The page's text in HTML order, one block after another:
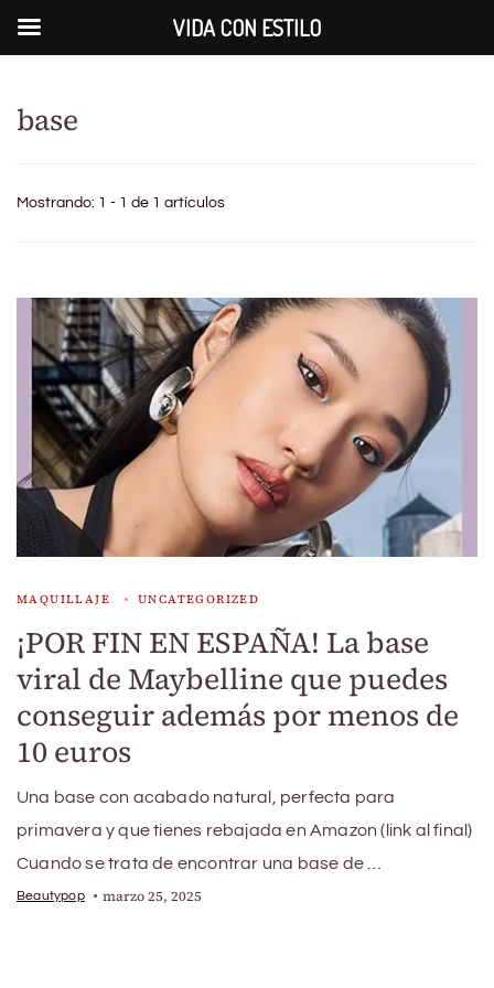
base
Mostrando: 1 - 1 de 1 artículos
MAQUILLAJE UNCATEGORIZED
¡POR FIN EN ESPAÑA! La base
viral de Maybelline que puedes
conseguir además por menos de
10 euros
Una base con acabado natural, perfecta para
primavera y que tienes rebajada en Amazon (link al final)
Cuando se trata de encontrar una base de …
Beautypop marzo 25, 2025
VIDA CON ESTILO